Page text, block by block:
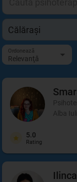
Ordonează
Relevanţă
Alba
5.0
Rating
Ilinca